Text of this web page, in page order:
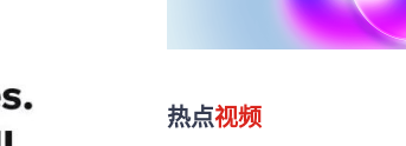
热点视频